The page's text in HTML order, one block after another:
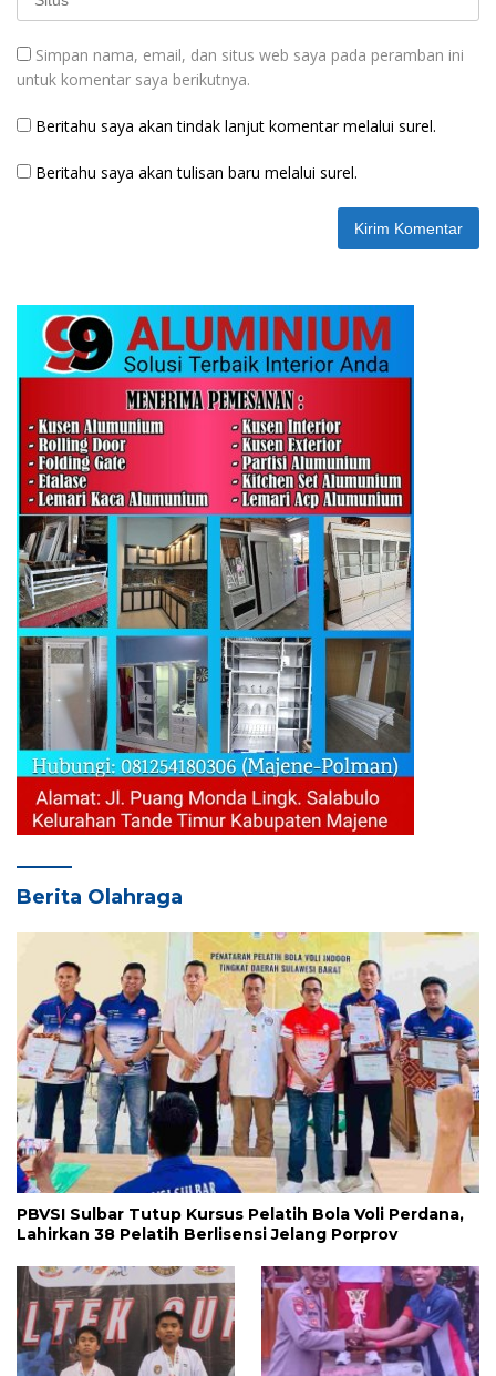
Simpan nama, email, dan situs web saya pada peramban ini
untuk komentar saya berikutnya.
Beritahu saya akan tindak lanjut komentar melalui surel.
Beritahu saya akan tulisan baru melalui surel.
Berita Olahraga
PBVSI Sulbar Tutup Kursus Pelatih Bola Voli Perdana,
Lahirkan 38 Pelatih Berlisensi Jelang Porprov